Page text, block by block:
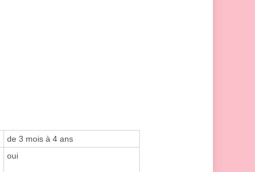
de 3 mois à 4 ans
oui